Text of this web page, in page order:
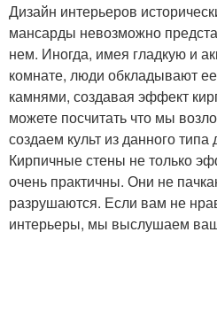
Дизайн интерьеров
мансарды невозможно
нем. Иногда, имея гладкую и
комнате, люди обкладывают
камнями, создавая эффект
можете посчитать что мы
создаем культ из данного
Кирпичные стены не только
очень практичны. Они не
разрушаются. Если вам не
интерьеры, мы выслушаем